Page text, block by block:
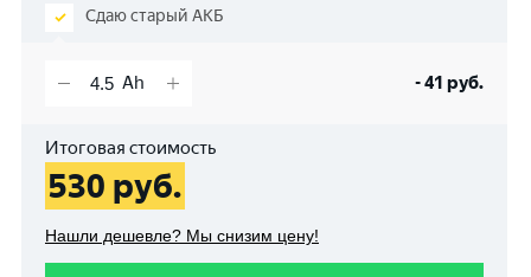
Сдаю старый АКБ
-41 руб.
Итоговая стоимость
530 руб.
Нашли дешевле? Мы снизим цену!